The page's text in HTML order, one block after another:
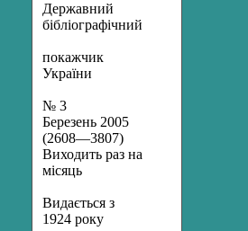
Державний
бібліографічний
покажчик
України
№ 3
Березень 2005
(2608—3807)
Виходить раз на
місяць
Видається з
1924 року